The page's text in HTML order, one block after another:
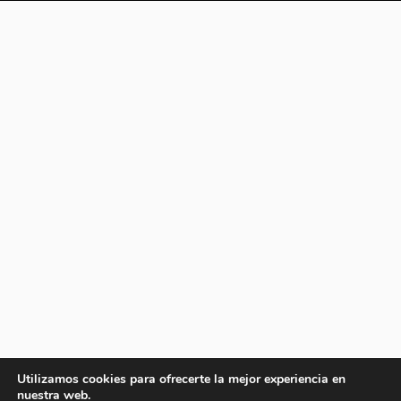
Utilizamos cookies para ofrecerte la mejor experiencia en
nuestra web.